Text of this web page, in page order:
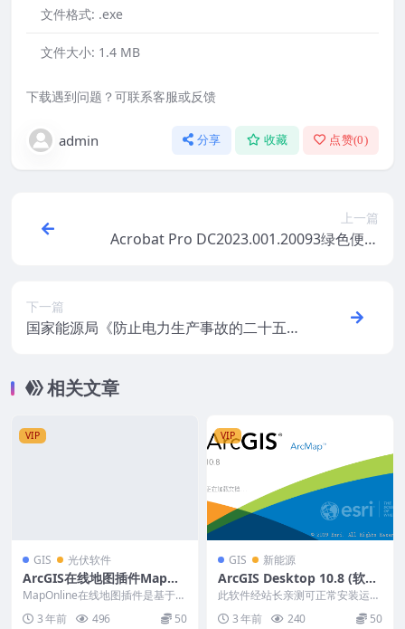
文件格式: .exe
文件大小: 1.4 MB
下载遇到问题？可联系客服或反馈
admin 分享 收藏 点赞(0)
上一篇
Acrobat Pro DC2023.001.20093绿色便携
下一篇
国家能源局《防止电力生产事故的二十五项
相关文章
VIP
GIS 光伏软件
ArcGIS在线地图插件MapOn
line
MapOnline在线地图插件是基于Ar
cGIS的插件工具，用户通过注册
“数据禾...
3 年前 496 50
VIP
GIS 新能源
ArcGIS Desktop 10.8 (软件
+汉化+安装教程)
此软件经站长亲测可正常安装运
行，测试时间：2023年4月19日1
5:48:34 ...
3 年前 240 50